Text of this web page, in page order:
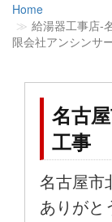
Home
給湯器工事店‐
限会社アンシンサ
名古
工事
名古屋
ありがと